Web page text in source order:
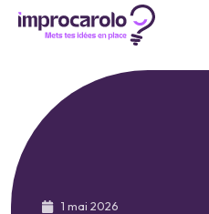
1 mai 2026